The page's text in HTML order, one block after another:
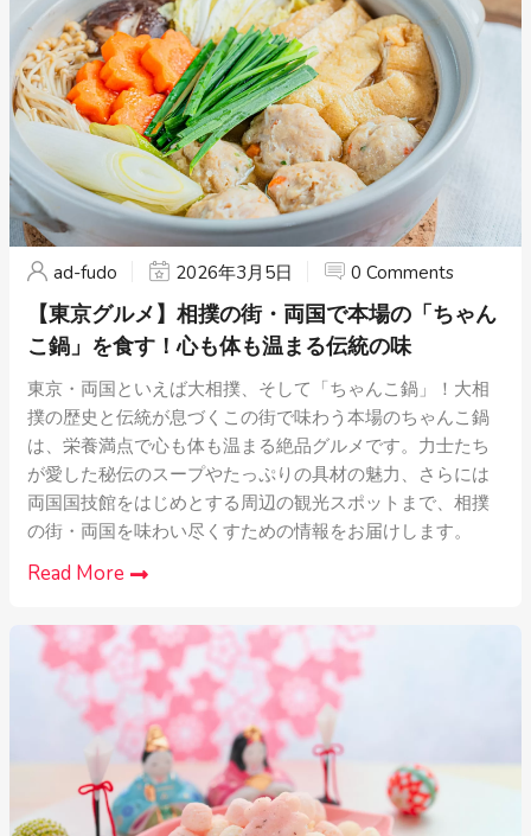
ad-fudo 2026年3月5日 0 Comments
【東京グルメ】相撲の街・両国で本場の「ちゃん
こ鍋」を食す！心も体も温まる伝統の味
東京・両国といえば大相撲、そして「ちゃんこ鍋」！大相
撲の歴史と伝統が息づくこの街で味わう本場のちゃんこ鍋
は、栄養満点で心も体も温まる絶品グルメです。力士たち
が愛した秘伝のスープやたっぷりの具材の魅力、さらには
両国国技館をはじめとする周辺の観光スポットまで、相撲
の街・両国を味わい尽くすための情報をお届けします。
Read More